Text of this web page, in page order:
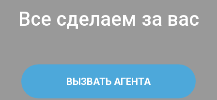
Все сделаем за вас
ВЫЗВАТЬ АГЕНТА